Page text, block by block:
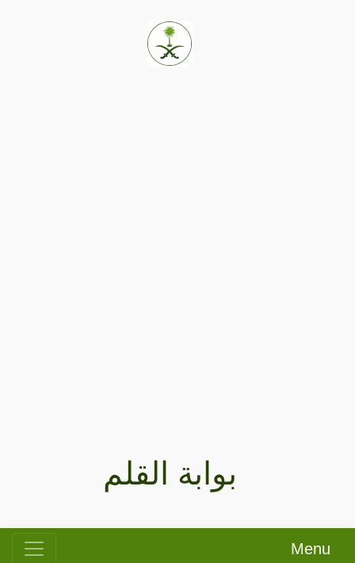
بوابة القلم
Menu